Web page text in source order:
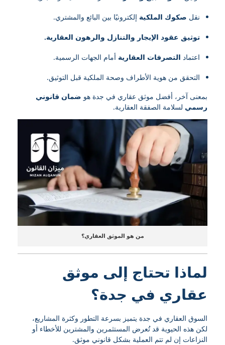
نقل صكوك الملكية إلكترونيًا بين البائع والمشتري.
توثيق عقود الإيجار والتنازل والرهون العقارية.
اعتماد التصرفات العقارية أمام الجهات الرسمية.
التحقق من هوية الأطراف وصحة الملكية قبل التوثيق.
بمعنى آخر، أفضل موثق عقاري في جدة هو ضمان قانوني
رسمي لسلامة الصفقة العقارية.
من هو الموثق العقاري؟
لماذا تحتاج إلى موثق
عقاري في جدة؟
السوق العقاري في جدة يتميز بسرعة التطور وكثرة المشاريع،
لكن هذه الحيوية قد تُعرض المستثمرين والمشترين للأخطاء أو
النزاعات إن لم تتم العملية بشكل قانوني موثق.